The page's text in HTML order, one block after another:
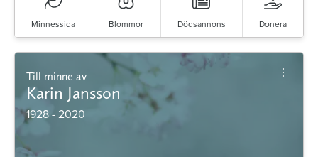
Minnessida Blommor Dödsannons Donera
Till minne av
Karin Jansson
1928 - 2020